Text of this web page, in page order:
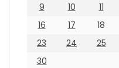
9
10 11
16
17 18
23
24 25
30